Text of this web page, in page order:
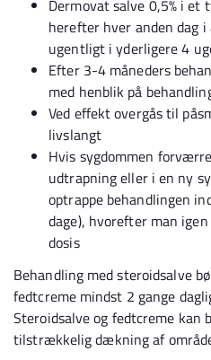
Dermovat salve 0,5% i et
herefter hver anden dag
ugentligt i yderligere 4
Efter 3-4 måneders
med henblik på
Ved effekt overgås til
livslangt
Hvis sygdommen
udtrapning eller i en ny
optrappe behandlingen
dage), hvorefter man
dosis
Behandling med steroidsalve
fedtcreme mindst 2 gange
Steroidsalve og fedtcreme kan
tilstrækkelig dækning af